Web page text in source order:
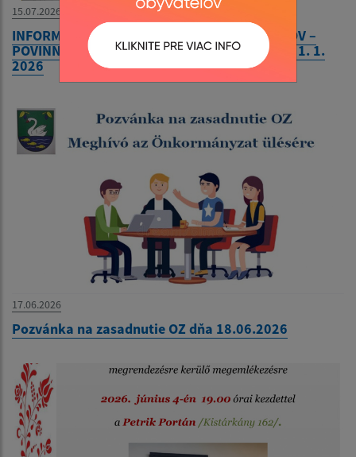
15.07.2026
INFORMÁCIA PRE PREDAJCOV A NÁVŠTEVNÍKOV –
POVINNOSTI NA TRHOVÝCH PODUJATIACH OD 1. 1.
2026
17.06.2026
Pozvánka na zasadnutie OZ dňa 18.06.2026